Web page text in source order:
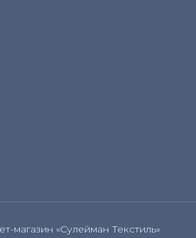
магазин «Сулейман Текстиль»